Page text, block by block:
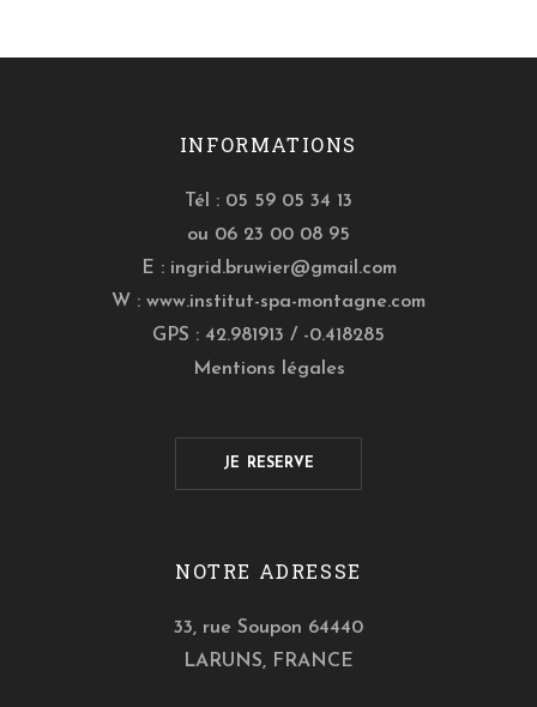
INFORMATIONS
Tél : 05 59 05 34 13
ou 06 23 00 08 95
E : ingrid.bruwier@gmail.com
W : www.institut-spa-montagne.com
GPS : 42.981913 / -0.418285
Mentions légales
JE RESERVE
NOTRE ADRESSE
33, rue Soupon 64440
LARUNS, FRANCE